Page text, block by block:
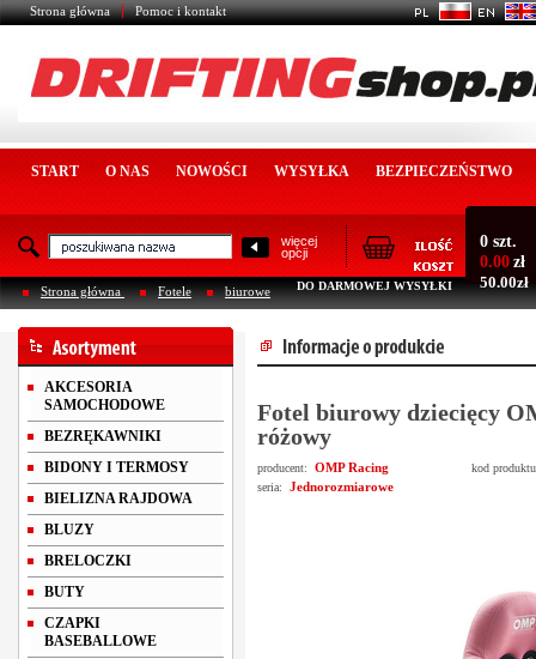
Strona główna Pomoc i kontakt
START O NAS NOWOŚCI WYSYŁKA BEZPIECZEŃSTWO
więcej
opcji
0 szt.
0.00 zł
DO DARMOWEJ WYSYŁKI 50.00zł
Strona główna Fotele biurowe
AKCESORIA
SAMOCHODOWE
BEZRĘKAWNIKI
BIDONY I TERMOSY
BIELIZNA RAJDOWA
BLUZY
BRELOCZKI
BUTY
CZAPKI
BASEBALLOWE
Fotel biurowy dziecięcy
różowy
producent: OMP Racing
kod
seria:
Jednorozmiarowe